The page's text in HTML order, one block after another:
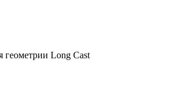
Long Cast